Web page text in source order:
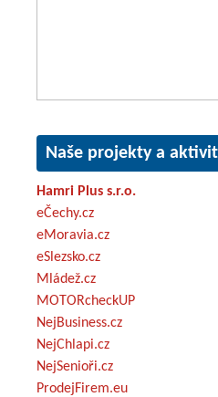
Naše projekty a
Hamri Plus s.r.o.
eČechy.cz
eMoravia.cz
eSlezsko.cz
Mládež.cz
MOTORcheckUP
NejBusiness.cz
NejChlapi.cz
NejSenioři.cz
ProdejFirem.eu